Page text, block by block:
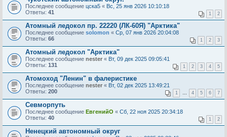
Последнее сообщение цска5 « Вс, 25 янв 2026 10:10:18
Ответы: 41 1 2
Атомный ледокол пр. 22220 (ЛК-60Я) "Арктика"
Последнее сообщение solomon « Ср, 07 янв 2026 20:04:08
Ответы: 66 1 2 3
Атомный ледокол "Арктика"
Последнее сообщение nester « Вт, 09 дек 2025 09:05:41
Ответы: 131 1 2 3 4 5
Атомоход "Ленин" в фалеристике
Последнее сообщение nester « Вт, 02 дек 2025 13:49:21
Ответы: 200 1 4 5 6 7
Севморпуть
Последнее сообщение ЕвгенийО « Сб, 22 ноя 2025 20:34:18
Ответы: 40 1 2
Ненецкий автономный округ